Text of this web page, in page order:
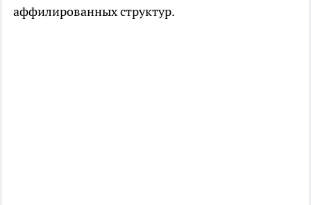
аффилированных структур.